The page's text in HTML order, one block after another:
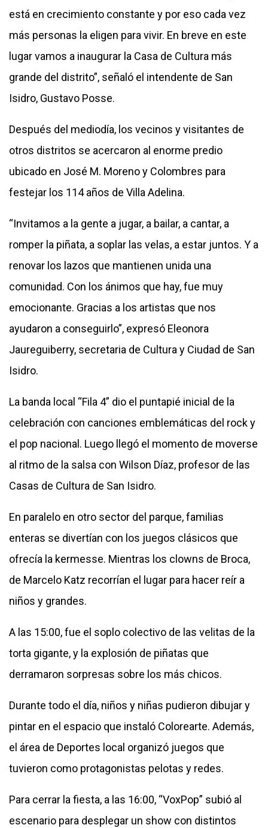
está en crecimiento constante y por eso cada vez
más personas la eligen para vivir. En breve en este
lugar vamos a inaugurar la Casa de Cultura más
grande del distrito”, señaló el intendente de San
Isidro, Gustavo Posse.
Después del mediodía, los vecinos y visitantes de
otros distritos se acercaron al enorme predio
ubicado en José M. Moreno y Colombres para
festejar los 114 años de Villa Adelina.
“Invitamos a la gente a jugar, a bailar, a cantar, a
romper la piñata, a soplar las velas, a estar juntos. Y a
renovar los lazos que mantienen unida una
comunidad. Con los ánimos que hay, fue muy
emocionante. Gracias a los artistas que nos
ayudaron a conseguirlo”, expresó Eleonora
Jaureguiberry, secretaria de Cultura y Ciudad de San
Isidro.
La banda local “Fila 4” dio el puntapié inicial de la
celebración con canciones emblemáticas del rock y
el pop nacional. Luego llegó el momento de moverse
al ritmo de la salsa con Wilson Díaz, profesor de las
Casas de Cultura de San Isidro.
En paralelo en otro sector del parque, familias
enteras se divertían con los juegos clásicos que
ofrecía la kermesse. Mientras los clowns de Broca,
de Marcelo Katz recorrían el lugar para hacer reír a
niños y grandes.
A las 15:00, fue el soplo colectivo de las velitas de la
torta gigante, y la explosión de piñatas que
derramaron sorpresas sobre los más chicos.
Durante todo el día, niños y niñas pudieron dibujar y
pintar en el espacio que instaló Colorearte. Además,
el área de Deportes local organizó juegos que
tuvieron como protagonistas pelotas y redes.
Para cerrar la fiesta, a las 16:00, “VoxPop” subió al
escenario para desplegar un show con distintos